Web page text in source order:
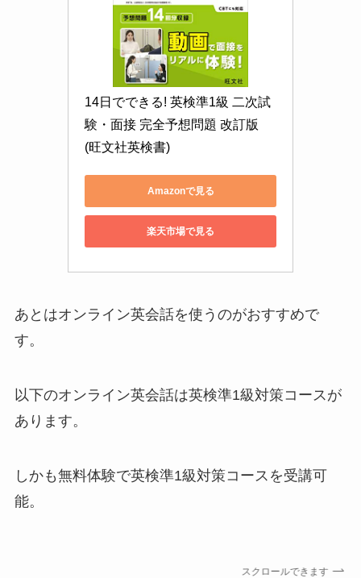
14日でできる! 英検準1級 二次試
験・面接 完全予想問題 改訂版
(旺文社英検書)
Amazonで見る
楽天市場で見る
あとはオンライン英会話を使うのがおすすめで
す。
以下のオンライン英会話は英検準1級対策コースが
あります。
しかも無料体験で英検準1級対策コースを受講可
能。
スクロールできます